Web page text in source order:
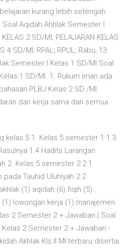
kurang lebih setengah
Aqidah Ahhlak Semester I
2 SD/MI; PELAJARAN KELAS
4 SD/MI; RPAL; RPUL; Rabu, 13
Semester I Kelas 1 SD/MI Soal
1 SD/MI. 1. Rukum iman ada
PLBJ Kelas 2 SD /MI
dan kerja sama dari semua
kelas 5 1. Kelas 5 semester 1 1.3
1.4 Hadits Larangan
2. Kelas 5 semester 2 2.1
Tauhid Uluhiyah 2.2
(1) aqidah (6) fiqih (5)
lowongan kerja (1) manajemen
2 Semester 2 + Jawaban | Soal
Kelas 2 Semester 2 + Jawaban -
Akhlak Kls II MI terbaru disertai